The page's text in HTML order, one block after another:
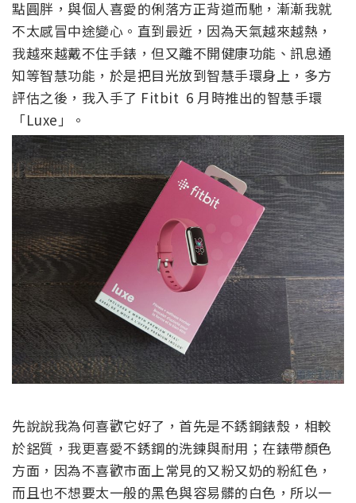
點圓胖，與個人喜愛的俐落方正背道而馳，漸漸我就
不太感冒中途變心。直到最近，因為天氣越來越熱，
我越來越戴不住手錶，但又離不開健康功能、訊息通
知等智慧功能，於是把目光放到智慧手環身上，多方
評估之後，我入手了 Fitbit 6 月時推出的智慧手環
「Luxe」。
先說說我為何喜歡它好了，首先是不銹鋼錶殼，相較
於鋁質，我更喜愛不銹鋼的洗鍊與耐用；在錶帶顏色
方面，因為不喜歡市面上常見的又粉又奶的粉紅色，
而且也不想要太一般的黑色與容易髒的白色，所以一